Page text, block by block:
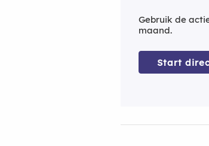
Gebruik de
maand.
Start